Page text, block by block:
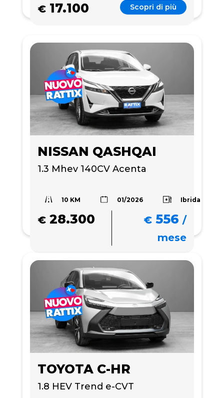
€ 17.100 Scopri di più
NISSAN QASHQAI
1.3 Mhev 140CV Acenta
10 KM 01/2026 Ibrida
€ 28.300 € 556 /
mese
TOYOTA C-HR
1.8 HEV Trend e-CVT